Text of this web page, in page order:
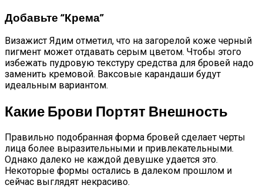
Добавьте “крема”
Визажист Ядим отметил, что на загорелой коже черный
пигмент может отдавать серым цветом. Чтобы этого
избежать пудровую текстуру средства для бровей надо
заменить кремовой. Ваксовые карандаши будут
идеальным вариантом.
Какие Брови Портят Внешность
Правильно подобранная форма бровей сделает черты
лица более выразительными и привлекательными.
Однако далеко не каждой девушке удается это.
Некоторые формы остались в далеком прошлом и
сейчас выглядят некрасиво.